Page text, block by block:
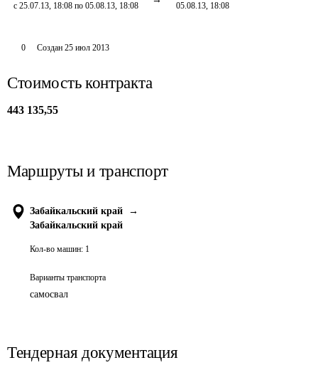
с 25.07.13, 18:08 по 05.08.13, 18:08
05.08.13, 18:08
0 Создан 25 июл 2013
Стоимость контракта
443 135,55
Маршруты и транспорт
Забайкальский край
→
Забайкальский край
Кол-во машин: 1
Варианты транспорта
самосвал
Тендерная документация